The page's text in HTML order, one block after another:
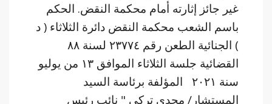
غير جائز إثارته أمام محكمة النقض. الحكم
باسم الشعب محكمة النقض دائرة الثلاثاء ( د
) الجنائية الطعن رقم ٢٣٧٧٤ لسنة ٨٨
القضائية جلسة الثلاثاء الموافق ١٣ من يوليو
سنة ٢٠٢١ المؤلفة برئاسة السيد
المستشار/ مجدي تركي " نائب رئيس